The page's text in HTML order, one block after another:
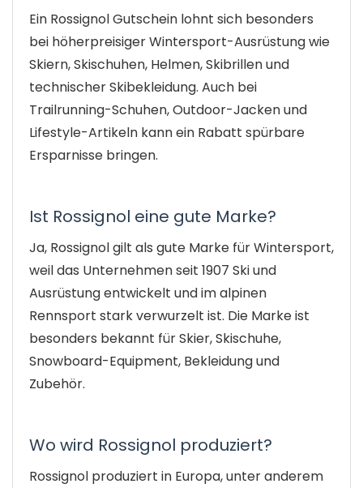
Ein Rossignol Gutschein lohnt sich besonders
bei höherpreisiger Wintersport-Ausrüstung wie
Skiern, Skischuhen, Helmen, Skibrillen und
technischer Skibekleidung. Auch bei
Trailrunning-Schuhen, Outdoor-Jacken und
Lifestyle-Artikeln kann ein Rabatt spürbare
Ersparnisse bringen.
Ist Rossignol eine gute Marke?
Ja, Rossignol gilt als gute Marke für Wintersport,
weil das Unternehmen seit 1907 Ski und
Ausrüstung entwickelt und im alpinen
Rennsport stark verwurzelt ist. Die Marke ist
besonders bekannt für Skier, Skischuhe,
Snowboard-Equipment, Bekleidung und
Zubehör.
Wo wird Rossignol produziert?
Rossignol produziert in Europa, unter anderem